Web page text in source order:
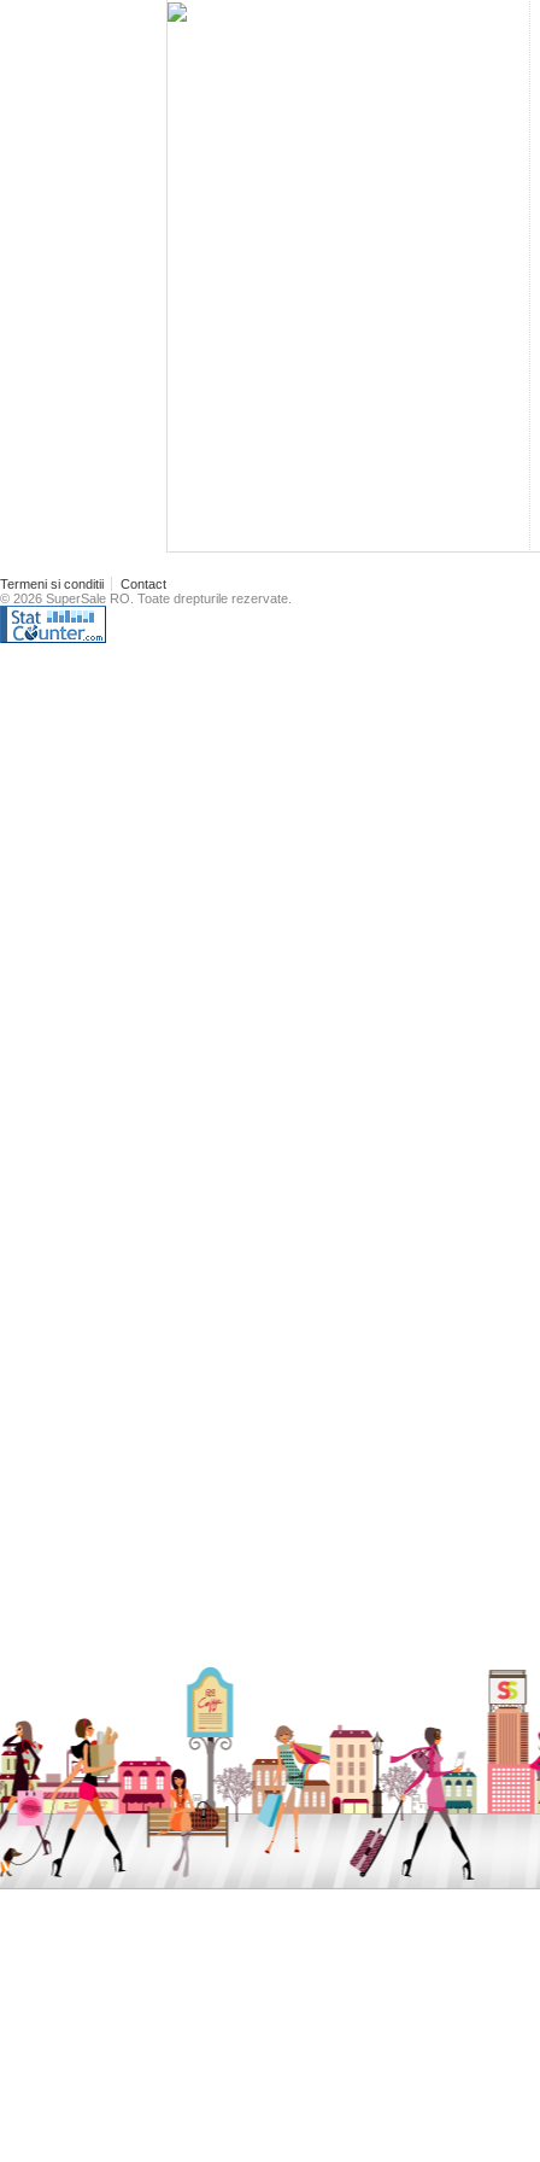
Termeni si conditii
Contact
© 2026 SuperSale RO. Toate drepturile rezervate.